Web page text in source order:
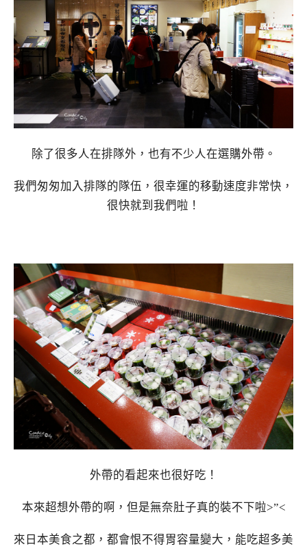
除了很多人在排隊外，也有不少人在選購外帶。
我們匆匆加入排隊的隊伍，很幸運的移動速度非常快，
很快就到我們啦！
外帶的看起來也很好吃！
本來超想外帶的啊，但是無奈肚子真的裝不下啦>”<
來日本美食之都，都會恨不得胃容量變大，能吃超多美